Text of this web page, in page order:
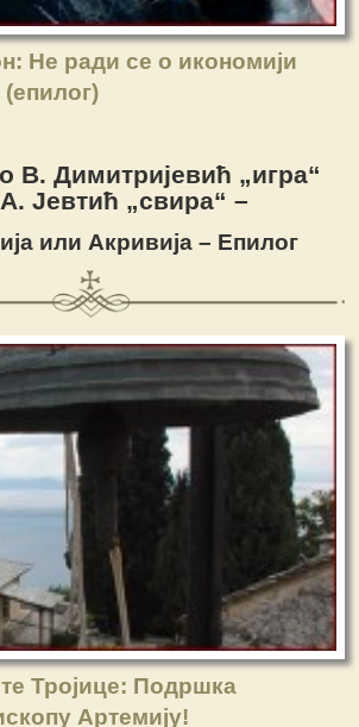
Не ради се о икономији
В. Димитријевић „игра“
Јевтић „свира“ –
или Акривија – Епилог
Тројице: Подршка
Артемију!